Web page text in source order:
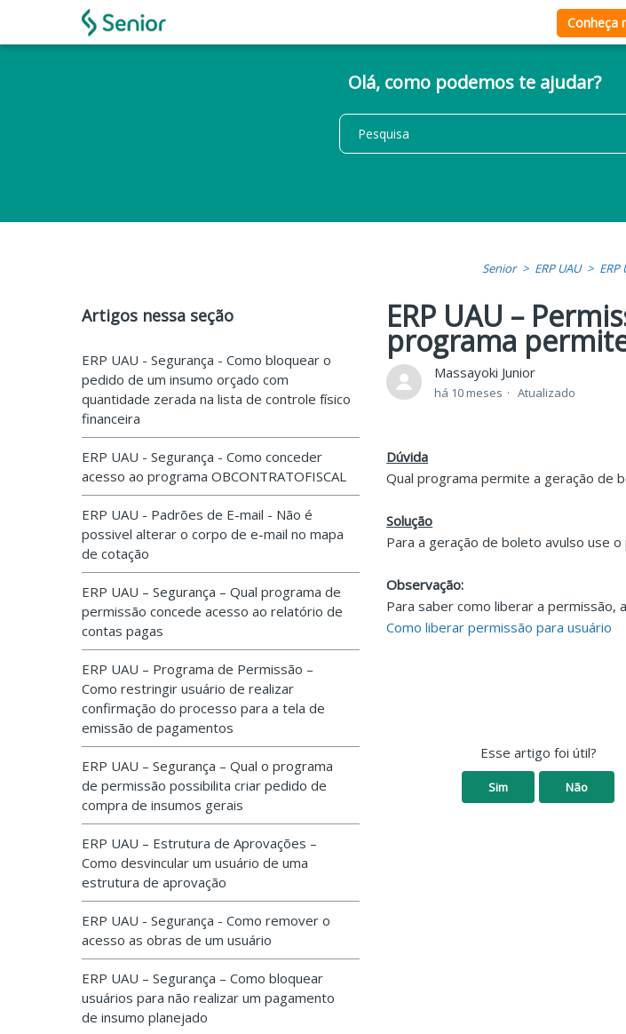
Conheça
Olá, como podemos te ajudar?
Senior ERP UAU ERP
Artigos nessa seção
ERP UAU - Segurança - Como bloquear o
pedido de um insumo orçado com
quantidade zerada na lista de controle físico
financeira
ERP UAU - Segurança - Como conceder
acesso ao programa OBCONTRATOFISCAL
ERP UAU - Padrões de E-mail - Não é
possivel alterar o corpo de e-mail no mapa
de cotação
ERP UAU – Segurança – Qual programa de
permissão concede acesso ao relatório de
contas pagas
ERP UAU – Programa de Permissão –
Como restringir usuário de realizar
confirmação do processo para a tela de
emissão de pagamentos
ERP UAU – Segurança – Qual o programa
de permissão possibilita criar pedido de
compra de insumos gerais
ERP UAU – Estrutura de Aprovações –
Como desvincular um usuário de uma
estrutura de aprovação
ERP UAU - Segurança - Como remover o
acesso as obras de um usuário
ERP UAU – Segurança – Como bloquear
usuários para não realizar um pagamento
de insumo planejado
ERP UAU –
programa
Massayoki Junior
há 10 meses Atualizado
Dúvida
Qual programa permite a geração de
Solução
Para a geração de boleto avulso use o
Observação:
Para saber como liberar a permissão,
Como liberar permissão para usuário
Esse artigo foi útil?
Sim Não